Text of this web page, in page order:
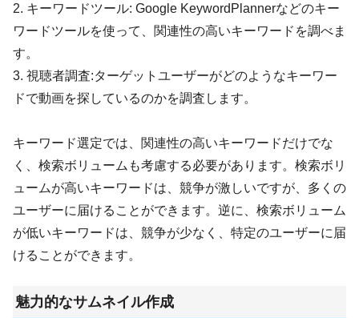
2. キーワードツール: Google KeywordPlannerなどのキー
ワードツールを使って、関連性の高いキーワードを調べま
す。
3. 視聴者調査:ターゲットユーザーがどのようなキーワー
ドで動画を探しているのかを調査します。
キーワード選定では、関連性の高いキーワードだけでな
く、検索ボリュームも考慮する必要があります。検索ボリ
ュームが高いキーワードは、競争が激しいですが、多くの
ユーザーに届けることができます。逆に、検索ボリューム
が低いキーワードは、競争が少なく、特定のユーザーに届
けることができます。
魅力的なサムネイル作成